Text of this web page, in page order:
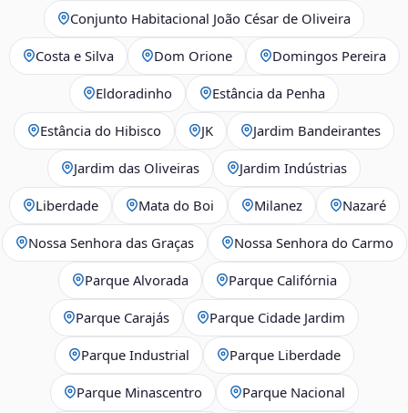
Conjunto Habitacional João César de Oliveira
Costa e Silva Dom Orione Domingos Pereira
Eldoradinho Estância da Penha
Estância do Hibisco JK Jardim Bandeirantes
Jardim das Oliveiras Jardim Indústrias
Liberdade Mata do Boi Milanez Nazaré
Nossa Senhora das Graças Nossa Senhora do Carmo
Parque Alvorada Parque Califórnia
Parque Carajás Parque Cidade Jardim
Parque Industrial Parque Liberdade
Parque Minascentro Parque Nacional